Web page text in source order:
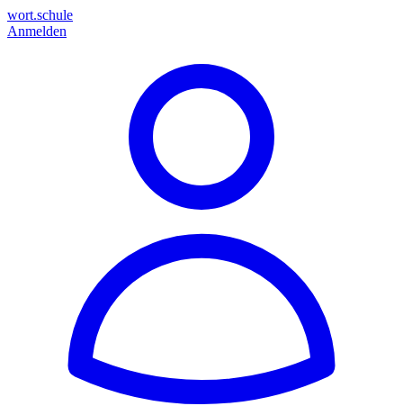
wort.schule
Anmelden